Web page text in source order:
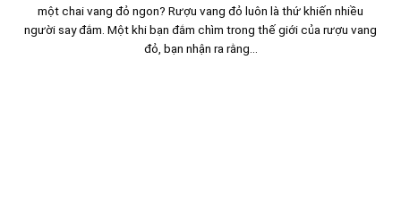
một chai vang đỏ ngon? Rượu vang đỏ luôn là thứ khiến nhiều
người say đắm. Một khi bạn đắm chìm trong thế giới của rượu vang
đỏ, bạn nhận ra rằng...